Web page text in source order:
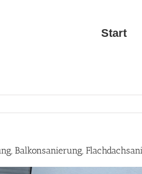
Start
Balkonsanierung,